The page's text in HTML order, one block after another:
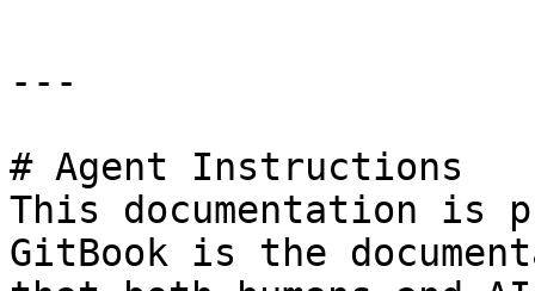
---
# Agent Instructions
This documentation is
GitBook is the